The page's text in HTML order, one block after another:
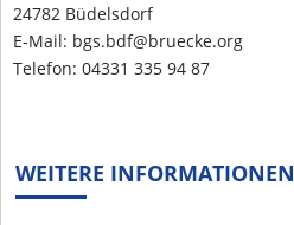
24782 Büdelsdorf
E-Mail: bgs.bdf@bruecke.org
Telefon: 04331 335 94 87
WEITERE INFORMATIONEN